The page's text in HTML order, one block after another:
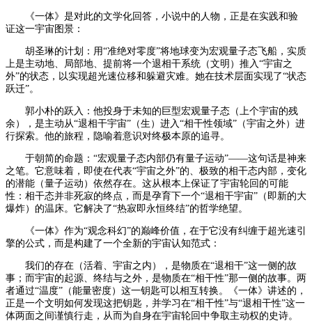
《一体》是对此的文学化回答，小说中的人物，正是在实践和验
证这一宇宙图景：
胡圣琳的计划：用“准绝对零度”将地球变为宏观量子态飞船，实质
上是主动地、局部地、提前将一个退相干系统（文明）推入“宇宙之
外”的状态，以实现超光速位移和躲避灾难。她在技术层面实现了“状态
跃迁”。
郭小朴的跃入：他投身于未知的巨型宏观量子态（上个宇宙的残
余），是主动从“退相干宇宙”（生）进入“相干性领域”（宇宙之外）进
行探索。他的旅程，隐喻着意识对终极本原的追寻。
于朝简的命题：“宏观量子态内部仍有量子运动”——这句话是神来
之笔。它意味着，即使在代表“宇宙之外”的、极致的相干态内部，变化
的潜能（量子运动）依然存在。这从根本上保证了宇宙轮回的可能
性：相干态并非死寂的终点，而是孕育下一个“退相干宇宙”（即新的大
爆炸）的温床。它解决了“热寂即永恒终结”的哲学绝望。
《一体》作为“观念科幻”的巅峰价值，在于它没有纠缠于超光速引
擎的公式，而是构建了一个全新的宇宙认知范式：
我们的存在（活着、宇宙之内），是物质在“退相干”这一侧的故
事；而宇宙的起源、终结与之外，是物质在“相干性”那一侧的故事。两
者通过“温度”（能量密度）这一钥匙可以相互转换。《一体》讲述的，
正是一个文明如何发现这把钥匙，并学习在“相干性”与“退相干性”这一
体两面之间谨慎行走，从而为自身在宇宙轮回中争取主动权的史诗。